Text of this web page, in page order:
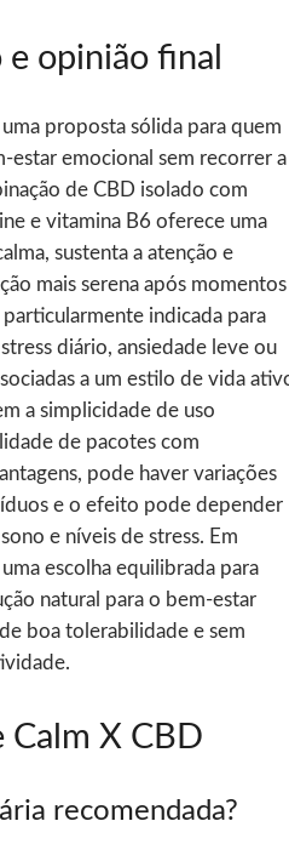
opinião final
proposta sólida para quem
estar emocional sem recorrer a
de CBD isolado com
e vitamina B6 oferece uma
sustenta a atenção e
mais serena após momentos
indicada para
diário, ansiedade leve ou
a um estilo de vida
a simplicidade de uso
de pacotes com
pode haver variações
e o efeito pode depender
e níveis de stress. Em
escolha equilibrada para
natural para o bem-estar
boa tolerabilidade e sem
Calm X CBD
recomendada?